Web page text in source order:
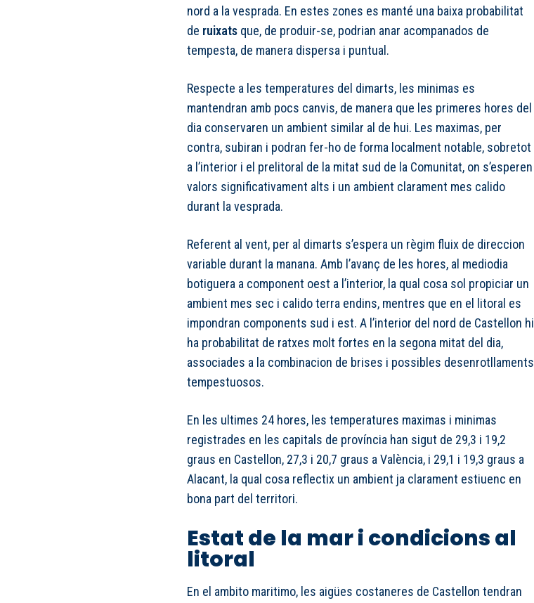
nord a la vesprada. En estes zones es manté una baixa probabilitat
de ruixats que, de produir-se, podrian anar acompanados de
tempesta, de manera dispersa i puntual.
Respecte a les temperatures del dimarts, les minimas es
mantendran amb pocs canvis, de manera que les primeres hores del
dia conservaren un ambient similar al de hui. Les maximas, per
contra, subiran i podran fer-ho de forma localment notable, sobretot
a l’interior i el prelitoral de la mitat sud de la Comunitat, on s’esperen
valors significativament alts i un ambient clarament mes calido
durant la vesprada.
Referent al vent, per al dimarts s’espera un règim fluix de direccion
variable durant la manana. Amb l’avanç de les hores, al mediodia
botiguera a component oest a l’interior, la qual cosa sol propiciar un
ambient mes sec i calido terra endins, mentres que en el litoral es
impondran components sud i est. A l’interior del nord de Castellon hi
ha probabilitat de ratxes molt fortes en la segona mitat del dia,
associades a la combinacion de brises i possibles desenrotllaments
tempestuosos.
En les ultimes 24 hores, les temperatures maximas i minimas
registrades en les capitals de província han sigut de 29,3 i 19,2
graus en Castellon, 27,3 i 20,7 graus a València, i 29,1 i 19,3 graus a
Alacant, la qual cosa reflectix un ambient ja clarament estiuenc en
bona part del territori.
Estat de la mar i condicions al
litoral
En el ambito maritimo, les aigües costaneres de Castellon tendran